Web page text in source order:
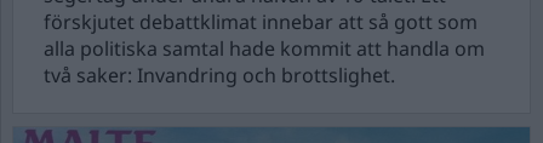
förskjutet debattklimat innebar att så gott som
alla politiska samtal hade kommit att handla om
två saker: Invandring och brottslighet.